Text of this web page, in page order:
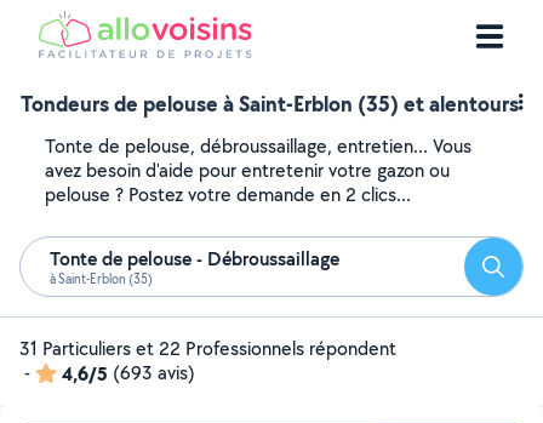
Tondeurs de pelouse à Saint-Erblon (35) et alentours
Tonte de pelouse, débroussaillage, entretien... Vous
avez besoin d'aide pour entretenir votre gazon ou
pelouse ? Postez votre demande en 2 clics...
Tonte de pelouse - Débroussaillage
à Saint-Erblon (35)
31 Particuliers et 22 Professionnels répondent
-
4,6/5 (693 avis)